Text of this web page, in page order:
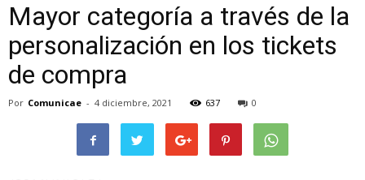
Mayor categoría a través de la
personalización en los tickets
de compra
Por Comunicae - 4 diciembre, 2021 637 0